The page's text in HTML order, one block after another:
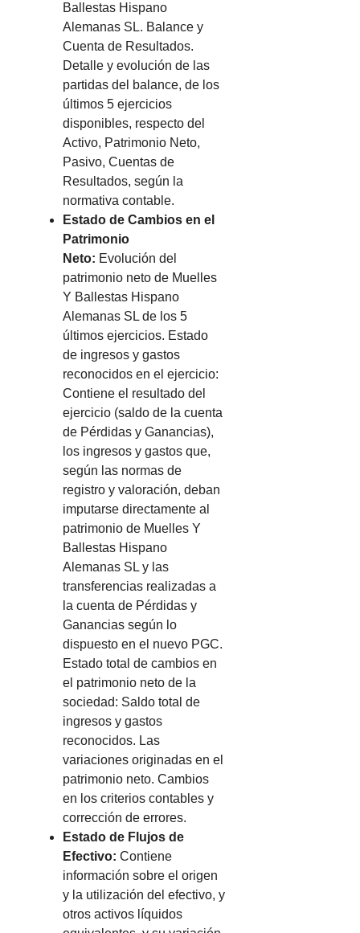
Ballestas Hispano
Alemanas SL. Balance y
Cuenta de Resultados.
Detalle y evolución de las
partidas del balance, de los
últimos 5 ejercicios
disponibles, respecto del
Activo, Patrimonio Neto,
Pasivo, Cuentas de
Resultados, según la
normativa contable.
Estado de Cambios en el
Patrimonio
Neto: Evolución del
patrimonio neto de Muelles
Y Ballestas Hispano
Alemanas SL de los 5
últimos ejercicios. Estado
de ingresos y gastos
reconocidos en el ejercicio:
Contiene el resultado del
ejercicio (saldo de la cuenta
de Pérdidas y Ganancias),
los ingresos y gastos que,
según las normas de
registro y valoración, deban
imputarse directamente al
patrimonio de Muelles Y
Ballestas Hispano
Alemanas SL y las
transferencias realizadas a
la cuenta de Pérdidas y
Ganancias según lo
dispuesto en el nuevo PGC.
Estado total de cambios en
el patrimonio neto de la
sociedad: Saldo total de
ingresos y gastos
reconocidos. Las
variaciones originadas en el
patrimonio neto. Cambios
en los criterios contables y
corrección de errores.
Estado de Flujos de
Efectivo: Contiene
información sobre el origen
y la utilización del efectivo, y
otros activos líquidos